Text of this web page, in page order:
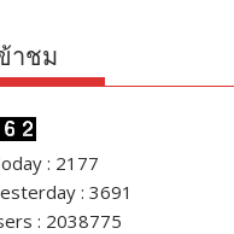
าชม
: 2177
: 3691
: 2038775